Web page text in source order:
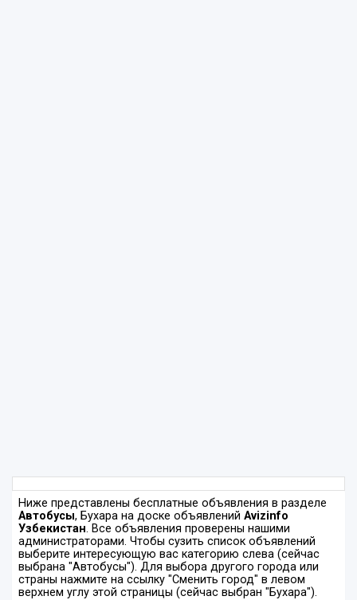
Ниже представлены бесплатные объявления в разделе
Автобусы, Бухара на доске объявлений Avizinfo
Узбекистан. Все объявления проверены нашими
администраторами. Чтобы сузить список объявлений
выберите интересующую вас категорию слева (сейчас
выбрана "Автобусы"). Для выбора другого города или
страны нажмите на ссылку "Сменить город" в левом
верхнем углу этой страницы (сейчас выбран "Бухара").